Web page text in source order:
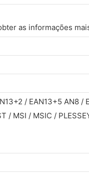
as informações
/ EAN13+5 AN8 /
/ MSI / MSIC /